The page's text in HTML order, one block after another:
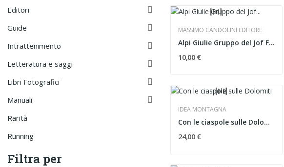
Editori

Guide

Intrattenimento

Letteratura e saggi

Libri Fotografici

Manuali

Rarità
Running
Filtra per
MASSIMO CANDOLINI EDITORE
Alpi Giulie Gruppo del Jof Fuart
10,00 €
IDEA MONTAGNA
Con le ciaspole sulle Dolomiti
24,00 €